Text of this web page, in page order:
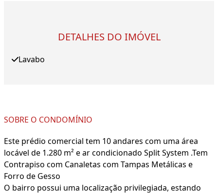
DETALHES DO IMÓVEL
Lavabo
SOBRE O CONDOMÍNIO
Este prédio comercial tem 10 andares com uma área
locável de 1.280 m² e ar condicionado Split System .Tem
Contrapiso com Canaletas com Tampas Metálicas e
Forro de Gesso
O bairro possui uma localização privilegiada, estando